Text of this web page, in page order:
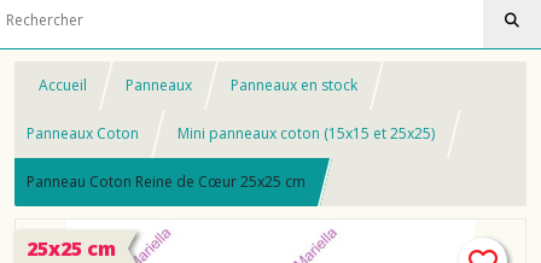
Accueil Panneaux Panneaux en stock
Panneaux Coton Mini panneaux coton (15x15 et 25x25)
Panneau Coton Reine de Cœur 25x25 cm
25x25 cm